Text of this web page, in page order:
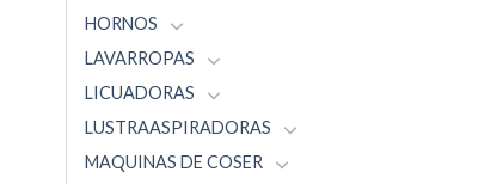
HORNOS
LAVARROPAS
LICUADORAS
LUSTRAASPIRADORAS
MAQUINAS DE COSER